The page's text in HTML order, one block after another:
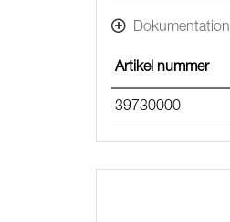
Dokumentation
Artikel nummer
39730000